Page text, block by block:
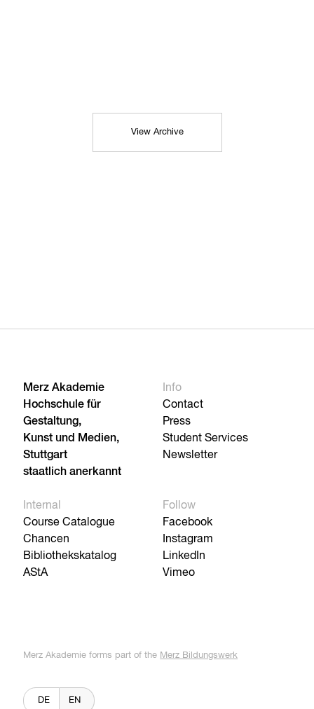
View Archive
Merz Akademie
Hochschule für
Gestaltung,
Kunst und Medien,
Stuttgart
staatlich anerkannt
Info
Contact
Press
Student Services
Newsletter
Internal
Course Catalogue
Chancen
Bibliothekskatalog
AStA
Follow
Facebook
Instagram
LinkedIn
Vimeo
Merz Akademie forms part of the Merz Bildungswerk
DE EN